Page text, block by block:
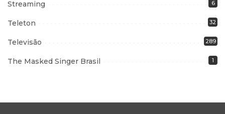
Streaming 6
Teleton 32
Televisão 289
The Masked Singer Brasil 1